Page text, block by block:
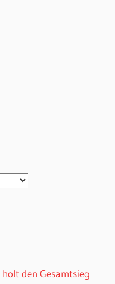
den Gesamtsieg